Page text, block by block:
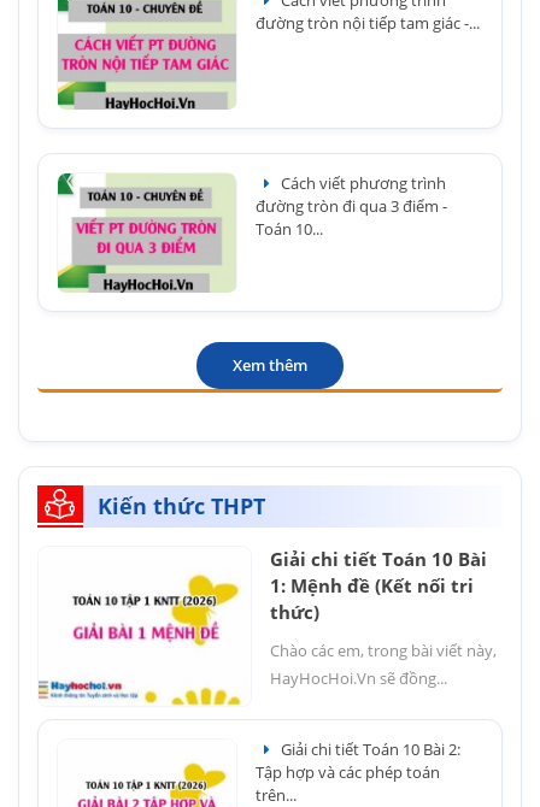
đường tròn nội tiếp tam giác -...
Cách viết phương trình
đường tròn đi qua 3 điểm -
Toán 10...
Xem thêm
Kiến thức THPT
Giải chi tiết Toán 10 Bài
1: Mệnh đề (Kết nối tri
thức)
Chào các em, trong bài viết này,
HayHocHoi.Vn sẽ đồng...
Giải chi tiết Toán 10 Bài 2:
Tập hợp và các phép toán
trên...